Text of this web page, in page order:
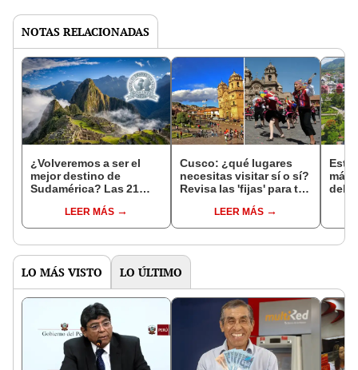
NOTAS RELACIONADAS
¿Volveremos a ser el
mejor destino de
Sudamérica? Las 21
en las que buscará
arrasar en los "Óscar"
LEER MÁS
Cusco: ¿qué lugares
necesitas visitar sí o sí?
Revisa las 'fijas' para tu
LEER MÁS
LO MÁS VISTO LO ÚLTIMO